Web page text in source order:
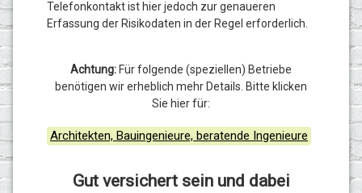
Telefonkontakt ist hier jedoch zur genaueren
Erfassung der Risikodaten in der Regel erforderlich.
Achtung: Für folgende (speziellen) Betriebe
benötigen wir erheblich mehr Details. Bitte klicken
Sie hier für:
Architekten, Bauingenieure, beratende Ingenieure
Gut versichert sein und dabei